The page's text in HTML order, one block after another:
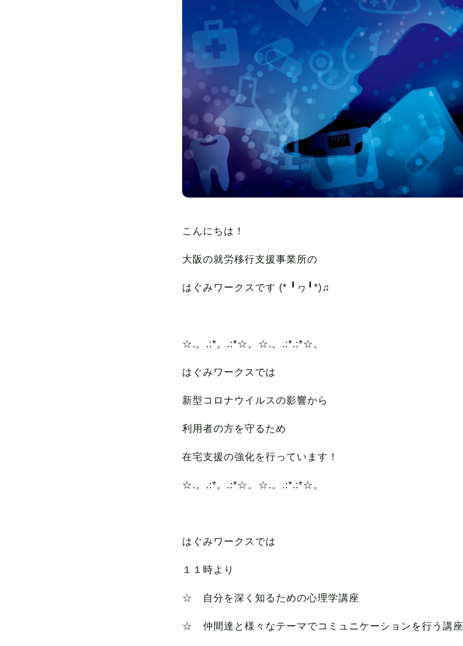
こんにちは！
大阪の就労移行支援事業所の
はぐみワークスです (* ╹ヮ╹*)♫
☆.。.:*。.:*☆。☆.。.:*.:*☆。
はぐみワークスでは
新型コロナウイルスの影響から
利用者の方を守るため
在宅支援の強化を行っています！
☆.。.:*。.:*☆。☆.。.:*.:*☆。
はぐみワークスでは
１１時より
☆ 自分を深く知るための心理学講座
☆ 仲間達と様々なテーマでコミュニケーションを行う講座